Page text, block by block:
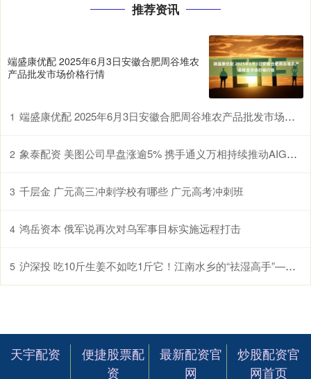
推荐资讯
端盛康优配 2025年6月3日安徽合肥周谷堆农
产品批发市场价格行情
1 端盛康优配 2025年6月3日安徽合肥周谷堆农产品批发市场价格行情
2 象泰配资 美图公司早盘涨逾5% 携手通义万相持续推动AIGC技术在多领域产业化落地
3 千层金 广元高三冲刺学校有哪些 广元高考冲刺班
4 鸿岳资本 俄军说再次对乌军事目标实施远程打击
5 沪深投 吃10斤生姜不如吃1斤它！江南水乡的“祛湿高手”——鸡头米，现在正当季！
天宇配资
便捷股票配
资
最新配资官
网
炒股配资官
网首页